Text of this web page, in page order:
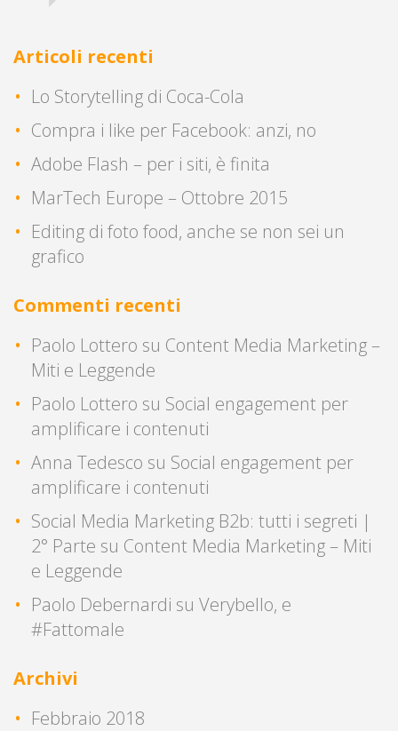
Articoli recenti
Lo Storytelling di Coca-Cola
Compra i like per Facebook: anzi, no
Adobe Flash – per i siti, è finita
MarTech Europe – Ottobre 2015
Editing di foto food, anche se non sei un
grafico
Commenti recenti
Paolo Lottero su Content Media Marketing –
Miti e Leggende
Paolo Lottero su Social engagement per
amplificare i contenuti
Anna Tedesco su Social engagement per
amplificare i contenuti
Social Media Marketing B2b: tutti i segreti |
2° Parte su Content Media Marketing – Miti
e Leggende
Paolo Debernardi su Verybello, e
#Fattomale
Archivi
Febbraio 2018